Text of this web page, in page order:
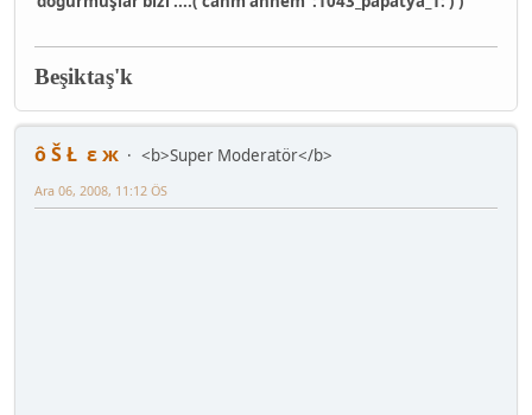
Beşiktaş'k
ô Š Ł ε ж <b>Super Moderatör</b>
Ara 06, 2008, 11:12 ÖS